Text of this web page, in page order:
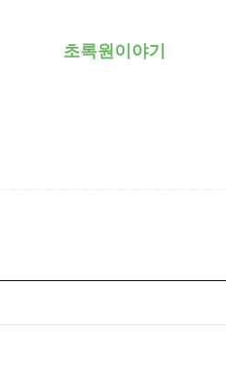
초록원이야기